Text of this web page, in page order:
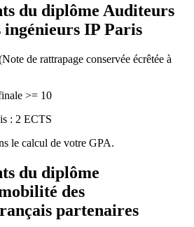
du diplôme Auditeurs
ingénieurs IP Paris
de rattrapage conservée écrêtée à
>= 10
: 2 ECTS
le calcul de votre GPA.
du diplôme
des
partenaires